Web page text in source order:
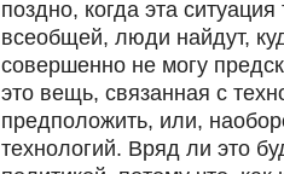
поздно, когда эта
всеобщей, люди найдут,
совершенно не могу
это вещь, связанная с
предположить, или,
технологий. Вряд ли это